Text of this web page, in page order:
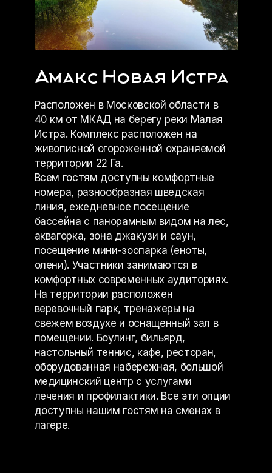
20:30
Коммуникативные
21:30
Спокойной ночи!
Амакс Новая Истра
Расположен в Московской области в
40 км от МКАД на берегу реки Малая
Истра. Комплекс расположен на
живописной огороженной охраняемой
территории 22 Га.
Всем гостям доступны комфортные
номера, разнообразная шведская
линия, ежедневное посещение
бассейна с панорамным видом на лес,
аквагорка, зона джакузи и саун,
посещение мини-зоопарка (еноты,
олени). Участники занимаются в
комфортных современных аудиториях.
На территории расположен
веревочный парк, тренажеры на
свежем воздухе и оснащенный зал в
помещении. Боулинг, бильярд,
настольный теннис, кафе, ресторан,
оборудованная набережная, большой
медицинский центр с услугами
лечения и профилактики. Все эти опции
доступны нашим гостям на сменах в
лагере.